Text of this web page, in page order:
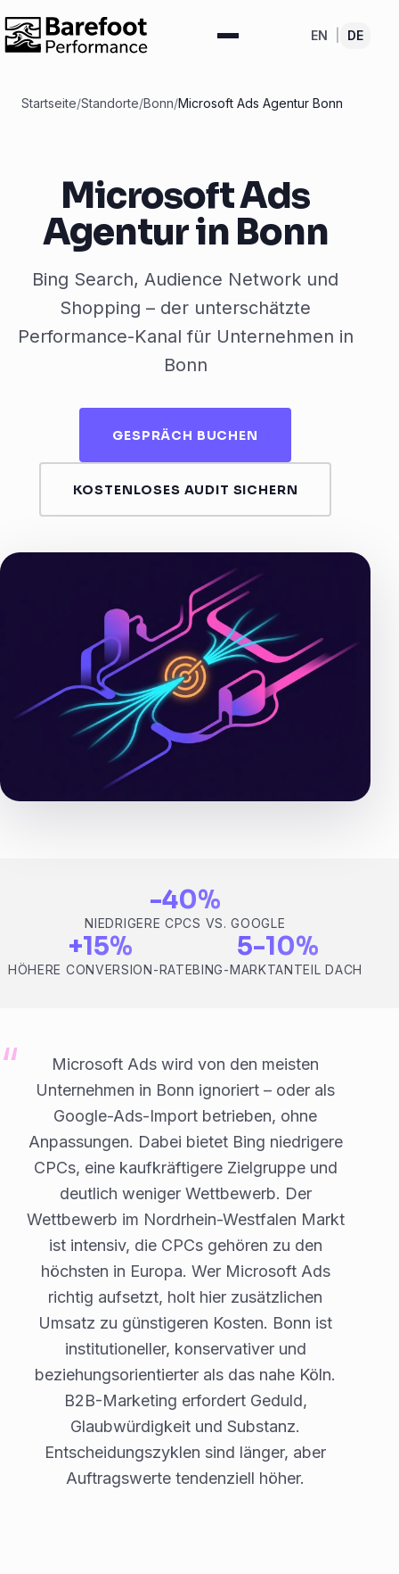
EN DE
Startseite/Standorte/Bonn/Microsoft Ads Agentur Bonn
Microsoft Ads
Agentur in Bonn
Bing Search, Audience Network und
Shopping – der unterschätzte
Performance-Kanal für Unternehmen in
Bonn
GESPRÄCH BUCHEN
KOSTENLOSES AUDIT SICHERN
-40%
NIEDRIGERE CPCS VS. GOOGLE
+15%
HÖHERE CONVERSION-RATE
5-10%
BING-MARKTANTEIL DACH
Microsoft Ads wird von den meisten
Unternehmen in Bonn ignoriert – oder als
Google-Ads-Import betrieben, ohne
Anpassungen. Dabei bietet Bing niedrigere
CPCs, eine kaufkräftigere Zielgruppe und
deutlich weniger Wettbewerb. Der
Wettbewerb im Nordrhein-Westfalen Markt
ist intensiv, die CPCs gehören zu den
höchsten in Europa. Wer Microsoft Ads
richtig aufsetzt, holt hier zusätzlichen
Umsatz zu günstigeren Kosten. Bonn ist
institutioneller, konservativer und
beziehungsorientierter als das nahe Köln.
B2B-Marketing erfordert Geduld,
Glaubwürdigkeit und Substanz.
Entscheidungszyklen sind länger, aber
Auftragswerte tendenziell höher.